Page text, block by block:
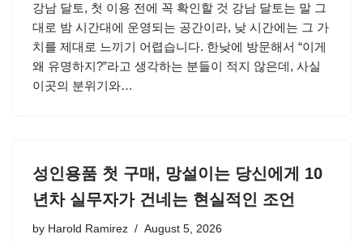
강남 달토, 첫 이용 전에 꼭 확인할 것 강남 달토는 말 그
대로 밤 시간대에 운영되는 공간이라, 낮 시간에는 그 가
치를 제대로 느끼기 어렵습니다. 한낮에 방문해서 “이게
왜 유명하지?”라고 생각하는 분들이 적지 않은데, 사실
이곳의 분위기와…
성인용품 첫 구매, 망설이는 당신에게 10
년차 실무자가 건네는 현실적인 조언
by Harold Ramirez August 5, 2026